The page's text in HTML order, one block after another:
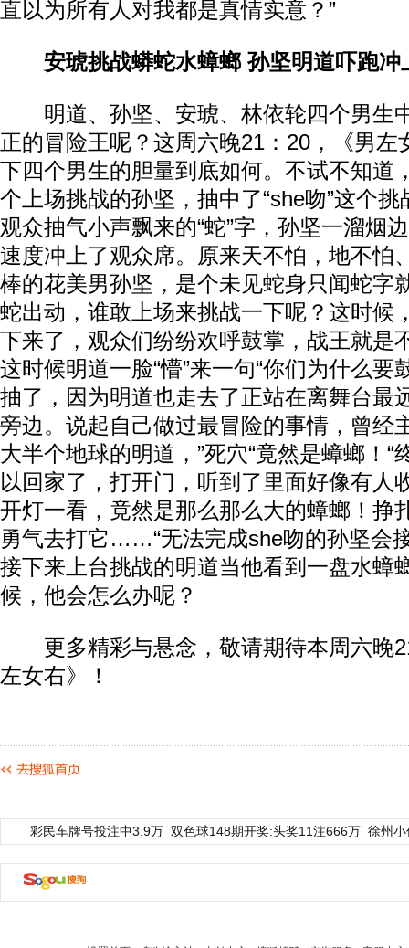
直以为所有人对我都是真情实意？”
安琥挑战蟒蛇水蟑螂 孙坚明道吓跑冲
明道、孙坚、安琥、林依轮四个男生
正的冒险王呢？这周六晚21：20，《男左
下四个男生的胆量到底如何。不试不知道
个上场挑战的孙坚，抽中了“she吻”这个
观众抽气小声飘来的“蛇”字，孙坚一溜烟
速度冲上了观众席。原来天不怕，地不怕
棒的花美男孙坚，是个未见蛇身只闻蛇字
蛇出动，谁敢上场来挑战一下呢？这时候
下来了，观众们纷纷欢呼鼓掌，战王就是
这时候明道一脸“懵”来一句“你们为什么要
抽了，因为明道也走去了正站在离舞台最
旁边。说起自己做过最冒险的事情，曾经
大半个地球的明道，”死穴“竟然是蟑螂！“
以回家了，打开门，听到了里面好像有人
开灯一看，竟然是那么那么大的蟑螂！挣
勇气去打它……“无法完成she吻的孙坚会
接下来上台挑战的明道当他看到一盘水蟑
候，他会怎么办呢？
更多精彩与悬念，敬请期待本周六晚
左女右》！
彩民车牌号投注中3.9万 双色球148期开奖:头奖11注666万 徐州